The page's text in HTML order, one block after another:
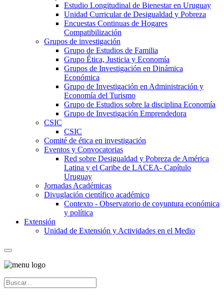
Estudio Longitudinal de Bienestar en Uruguay
Unidad Curricular de Desigualdad y Pobreza
Encuestas Continuas de Hogares
Compatibilización
Grupos de investigación
Grupo de Estudios de Familia
Grupo Ética, Justicia y Economía
Grupos de Investigación en Dinámica
Económica
Grupo de Investigación en Administración y
Economía del Turismo
Grupo de Estudios sobre la disciplina Economía
Grupo de Investigación Emprendedora
CSIC
CSIC
Comité de ética en investigación
Eventos y Convocatorias
Red sobre Desigualdad y Pobreza de América
Latina y el Caribe de LACEA- Capítulo
Uruguay
Jornadas Académicas
Divuglación científico académico
Contexto - Observatorio de coyuntura económica
y política
Extensión
Unidad de Extensión y Actividades en el Medio